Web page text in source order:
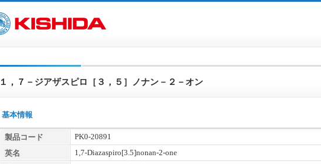
１，７－ジアザスピロ［３，５］ノナン－２－オン
基本情報
製品コード
PK0-20891
英名
1,7-Diazaspiro[3.5]nonan-2-one